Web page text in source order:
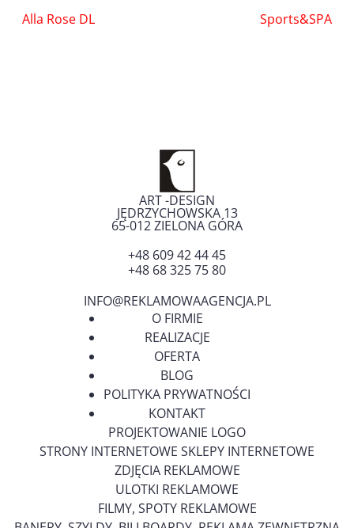
Nawigacja
Alla Rose DL Sports&SPA
ART -DESIGN
JĘDRZYCHOWSKA 13
65-012ZIELONA GÓRA
+48 609 42 44 45
+48 68 325 75 80
INFO@REKLAMOWAAGENCJA.PL
O FIRMIE
REALIZACJE
OFERTA
BLOG
POLITYKA PRYWATNOŚCI
KONTAKT
PROJEKTOWANIE LOGO
STRONY INTERNETOWE SKLEPY INTERNETOWE
ZDJĘCIA REKLAMOWE
ULOTKI REKLAMOWE
FILMY, SPOTY REKLAMOWE